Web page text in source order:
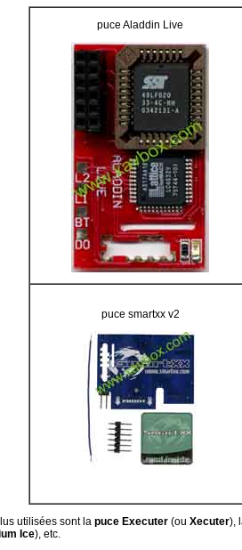
puce Aladdin Live
puce smartxx v2
utilisées sont la puce Executer (ou Xecuter),
Ice), etc.